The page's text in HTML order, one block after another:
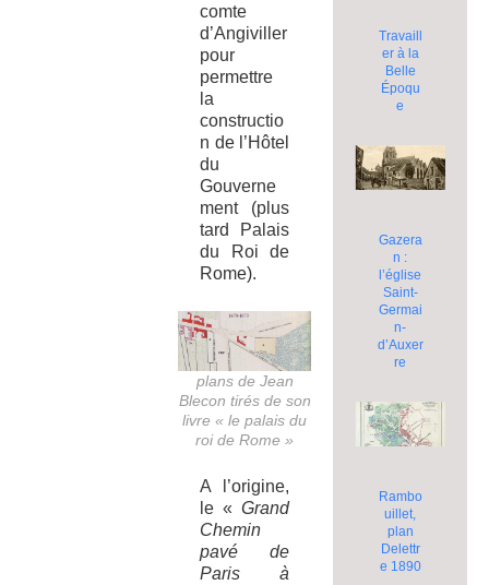
comte
d’Angiviller
pour
permettre
la
constructio
n de l’Hôtel
du
Gouverne
ment (plus
tard Palais
du Roi de
Rome).
plans de Jean
Blecon tirés de son
livre « le palais du
roi de Rome »
A l’origine,
le «Grand
Chemin
pavé de
Paris à
Travaill
er à la
Belle
Époqu
e
Gazera
n :
l’église
Saint-
Germai
n-
d’Auxer
re
Rambo
uillet,
plan
Delettr
e 1890